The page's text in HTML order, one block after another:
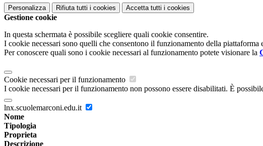
Personalizza Rifiuta tutti i cookies Accetta tutti i cookies
Gestione cookie
In questa schermata è possibile scegliere quali cookie consentire.
I cookie necessari sono quelli che consentono il funzionamento della piattaforma
Per conoscere quali sono i cookie necessari al funzionamento potete visionare la
Cookie necessari per il funzionamento
I cookie necessari per il funzionamento non possono essere disabilitati. È
lnx.scuolemarconi.edu.it
Nome
Tipologia
Proprieta
Descrizione